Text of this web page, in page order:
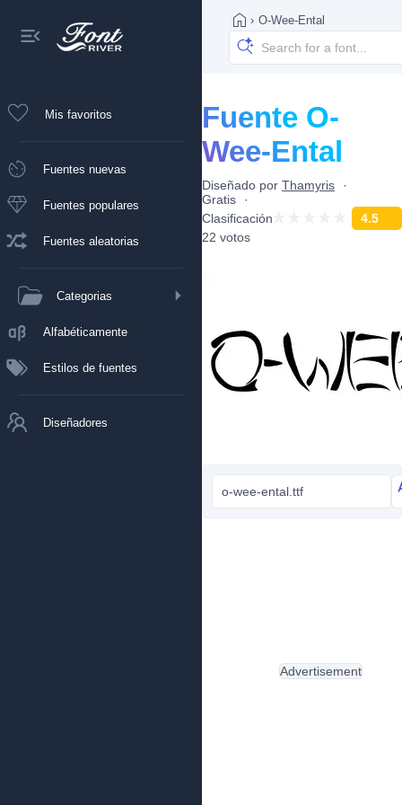
Mis favoritos
Fuentes nuevas
Fuentes populares
Fuentes aleatorias
Categorias
Alfabéticamente
Estilos de fuentes
Diseñadores
› O-Wee-Ental
Fuente O-
Wee-Ental
Diseñado por Thamyris
Gratis
Clasificación
4.5
22 votos
o-wee-ental.ttf
Advertisement